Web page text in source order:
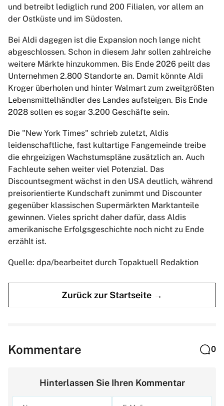
und betreibt lediglich rund 200 Filialen, vor allem an
der Ostküste und im Südosten.
Bei Aldi dagegen ist die Expansion noch lange nicht
abgeschlossen. Schon in diesem Jahr sollen zahlreiche
weitere Märkte hinzukommen. Bis Ende 2026 peilt das
Unternehmen 2.800 Standorte an. Damit könnte Aldi
Kroger überholen und hinter Walmart zum zweitgrößten
Lebensmittelhändler des Landes aufsteigen. Bis Ende
2028 sollen es sogar 3.200 Geschäfte sein.
Die "New York Times" schrieb zuletzt, Aldis
leidenschaftliche, fast kultartige Fangemeinde treibe
die ehrgeizigen Wachstumspläne zusätzlich an. Auch
Fachleute sehen weiter viel Potenzial. Das
Discountsegment wächst in den USA deutlich, während
preisorientierte Kundschaft zunimmt und Discounter
gegenüber klassischen Supermärkten Marktanteile
gewinnen. Vieles spricht daher dafür, dass Aldis
amerikanische Erfolgsgeschichte noch nicht zu Ende
erzählt ist.
Quelle: dpa/bearbeitet durch Topaktuell Redaktion
Zurück zur Startseite →
Kommentare 0
Hinterlassen Sie Ihren Kommentar